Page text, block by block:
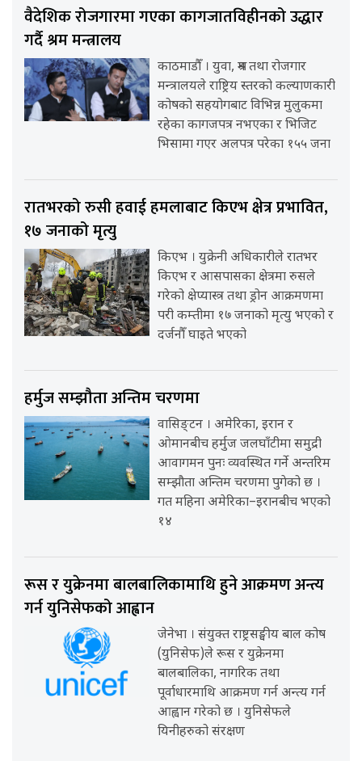
वैदेशिक रोजगारमा गएका कागजातविहीनको उद्धार
गर्दै श्रम मन्त्रालय
काठमाडौँ । युवा, श्रम तथा रोजगार
मन्त्रालयले राष्ट्रिय स्तरको कल्याणकारी
कोषको सहयोगबाट विभिन्न मुलुकमा
रहेका कागजपत्र नभएका र भिजिट
भिसामा गएर अलपत्र परेका १५५ जना
रातभरको रुसी हवाई हमलाबाट किएभ क्षेत्र प्रभावित,
१७ जनाको मृत्यु
किएभ । युक्रेनी अधिकारीले रातभर
किएभ र आसपासका क्षेत्रमा रुसले
गरेको क्षेप्यास्त्र तथा ड्रोन आक्रमणमा
परी कम्तीमा १७ जनाको मृत्यु भएको र
दर्जनौँ घाइते भएको
हर्मुज सम्झौता अन्तिम चरणमा
वासिङ्टन । अमेरिका, इरान र
ओमानबीच हर्मुज जलघाँटीमा समुद्री
आवागमन पुनः व्यवस्थित गर्ने अन्तरिम
सम्झौता अन्तिम चरणमा पुगेको छ ।
गत महिना अमेरिका–इरानबीच भएको
१४
रूस र युक्रेनमा बालबालिकामाथि हुने आक्रमण अन्त्य
गर्न युनिसेफको आह्वान
जेनेभा । संयुक्त राष्ट्रसङ्घीय बाल कोष
(युनिसेफ)ले रूस र युक्रेनमा
बालबालिका, नागरिक तथा
पूर्वाधारमाथि आक्रमण गर्न अन्त्य गर्न
आह्वान गरेको छ । युनिसेफले
यिनीहरुको संरक्षण